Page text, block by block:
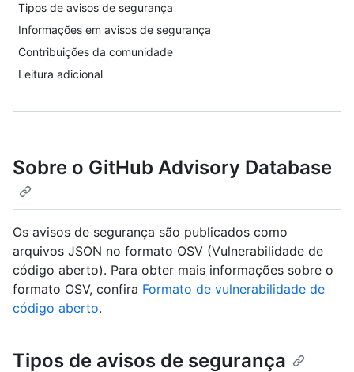
Tipos de avisos de segurança
Informações em avisos de segurança
Contribuições da comunidade
Leitura adicional
Sobre o GitHub Advisory Database
Os avisos de segurança são publicados como
arquivos JSON no formato OSV (Vulnerabilidade de
código aberto). Para obter mais informações sobre o
formato OSV, confira Formato de vulnerabilidade de
código aberto.
Tipos de avisos de segurança